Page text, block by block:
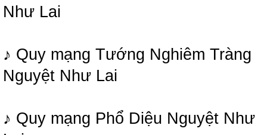
Như Lai
♪ Quy mạng Tướng Nghiêm Tràng
Nguyệt Như Lai
♪ Quy mạng Phổ Diệu Nguyệt Như